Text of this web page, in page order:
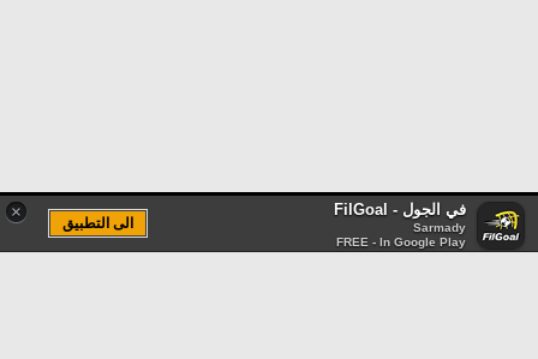
× في الجول - FilGoal
Sarmady
FREE - In Google Play
الى التطبيق